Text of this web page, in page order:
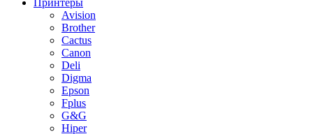
Принтеры
Avision
Brother
Cactus
Canon
Deli
Digma
Epson
Fplus
G&G
Hiper